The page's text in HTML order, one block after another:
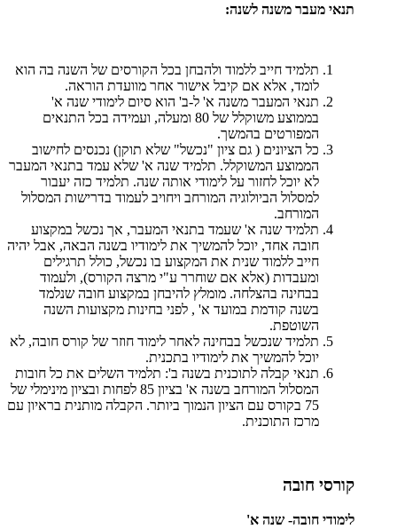
תנאי מעבר משנה לשנה:
תלמיד חייב ללמוד ולהבחן בכל הקורסים של השנה בה הוא
לומד, אלא אם קיבל אישור אחר מוועדת הוראה.
תנאי המעבר משנה א' ל-ב' הוא סיום לימודי שנה א'
בממוצע משוקלל של 80 ומעלה, ועמידה בכל התנאים
המפורטים בהמשך.
כל הציונים ( גם ציון "נכשל" שלא תוקן) נכנסים לחישוב
הממוצע המשוקלל. תלמיד שנה א' שלא עמד בתנאי המעבר
לא יוכל לחזור על לימודי אותה שנה. תלמיד כזה יעבור
למסלול הביולוגיה המורחב ויחויב לעמוד בדרישות המסלול
המורחב.
תלמיד שנה א' שעמד בתנאי המעבר, אך נכשל במקצוע
חובה אחד, יוכל להמשיך את לימודיו בשנה הבאה, אבל יהיה
חייב ללמוד שנית את המקצוע בו נכשל, כולל תרגילים
ומעבדות (אלא אם שוחרר ע"י מרצה הקורס), ולעמוד
בבחינה בהצלחה. מומלץ להיבחן במקצוע חובה שנלמד
בשנה קודמת במועד א' , לפני בחינות מקצועות השנה
השוטפת.
תלמיד שנכשל בבחינה לאחר לימוד חוזר של קורס חובה, לא
יוכל להמשיך את לימודיו בתכנית.
תנאי קבלה לתוכנית בשנה ב': תלמיד השלים את כל חובות
המסלול המורחב בשנה א' בציון 85 לפחות ובציון מינימלי של
75 בקורס עם הציון הנמוך ביותר. הקבלה מותנית בראיון עם
מרכז התוכנית.
קורסי חובה
לימודי חובה- שנה א'